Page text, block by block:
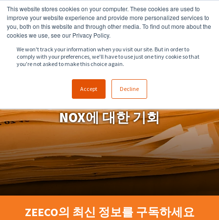
This website stores cookies on your computer. These cookies are used to
improve your website experience and provide more personalized services to
you, both on this website and through other media. To find out more about the
cookies we use, see our Privacy Policy.
We won't track your information when you visit our site. But in order to
comply with your preferences, we'll have to use just one tiny cookie so that
you're not asked to make this choice again.
Accept Decline
918.258.8551 sales@zeeco.com
NOX에 대한 기회
ZEECO의 최신 정보를 구독하세요